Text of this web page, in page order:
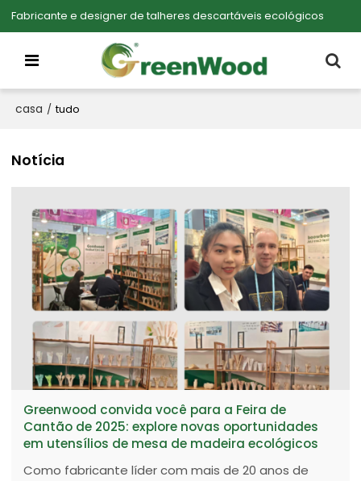
Fabricante e designer de talheres descartáveis ecológicos
casa / tudo
Notícia
Greenwood convida você para a Feira de
Cantão de 2025: explore novas oportunidades
em utensílios de mesa de madeira ecológicos
Como fabricante líder com mais de 20 anos de